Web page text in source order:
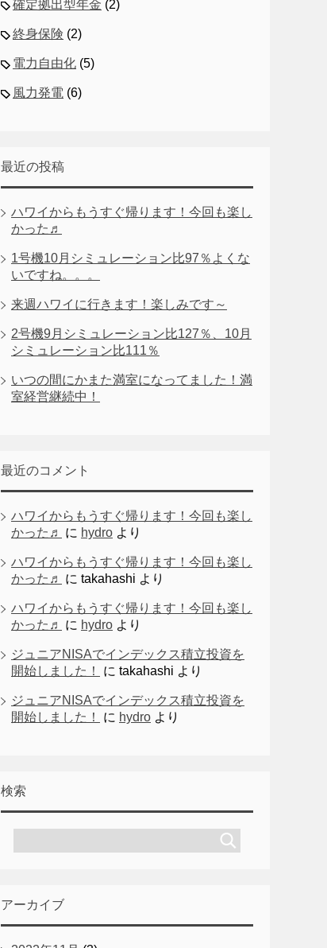
確定拠出型年金 (2)
終身保険 (2)
電力自由化 (5)
風力発電 (6)
最近の投稿
ハワイからもうすぐ帰ります！今回も楽し
かった♬
1号機10月シミュレーション比97％よくな
いですね。。。
来週ハワイに行きます！楽しみです～
2号機9月シミュレーション比127％、10月
シミュレーション比111％
いつの間にかまた満室になってました！満
室経営継続中！
最近のコメント
ハワイからもうすぐ帰ります！今回も楽し
かった♬
に hydro より
ハワイからもうすぐ帰ります！今回も楽し
かった♬
に takahashi より
ハワイからもうすぐ帰ります！今回も楽し
かった♬
に hydro より
ジュニアNISAでインデックス積立投資を
開始しました！
に takahashi より
ジュニアNISAでインデックス積立投資を
開始しました！
に hydro より
検索
アーカイブ